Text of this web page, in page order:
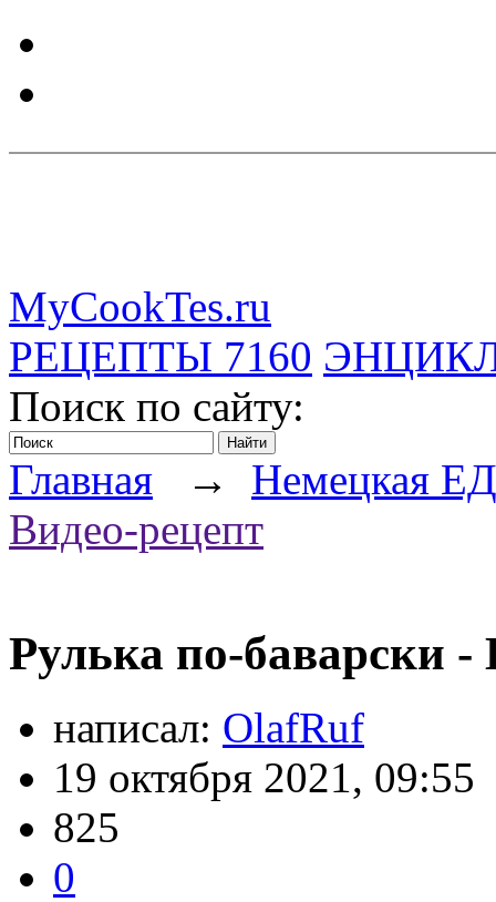
MyCookTes.ru
РЕЦЕПТЫ 7160
Поиск по сайту:
Главная → Немецкая
Видео-рецепт
Рулька по-баварски -
написал: OlafRuf
19 октября 2021, 09:55
825
0